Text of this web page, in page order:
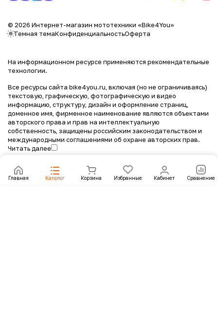
Главная Каталог Корзина Избранные Кабинет Сравнение
© 2026 Интернет-магазин мототехники «Bike4You»
Темная темаКонфиденциальностьОферта
На информационном ресурсе применяются рекомендательные
технологии.
Все ресурсы сайта bike4you.ru, включая (но не ограничиваясь)
текстовую, графическую, фотографическую и видео
информацию, структуру, дизайн и оформление страниц,
доменное имя, фирменное наименование являются объектами
авторского права и прав на интеллектуальную
собственность, защищены российским законодательством и
международными соглашениями об охране авторских прав.
Читать далее